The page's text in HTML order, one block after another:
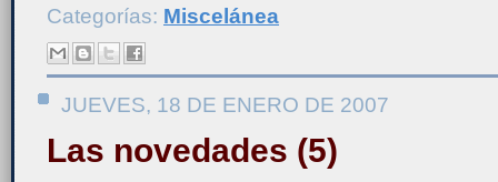
Categorías: Miscelánea
JUEVES, 18 DE ENERO DE 2007
Las novedades (5)